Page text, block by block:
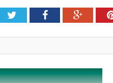
TwitterFacebook